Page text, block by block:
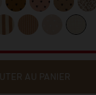
AU PANIER